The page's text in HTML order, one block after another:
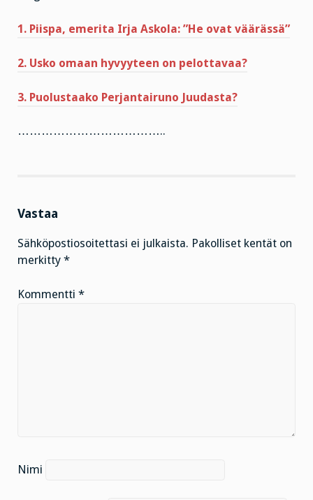
1. Piispa, emerita Irja Askola: ”He ovat väärässä”
2. Usko omaan hyvyyteen on pelottavaa?
3. Puolustaako Perjantairuno Juudasta?
………………………………..
Vastaa
Sähköpostiosoitettasi ei julkaista. Pakolliset kentät on
merkitty *
Kommentti *
Nimi